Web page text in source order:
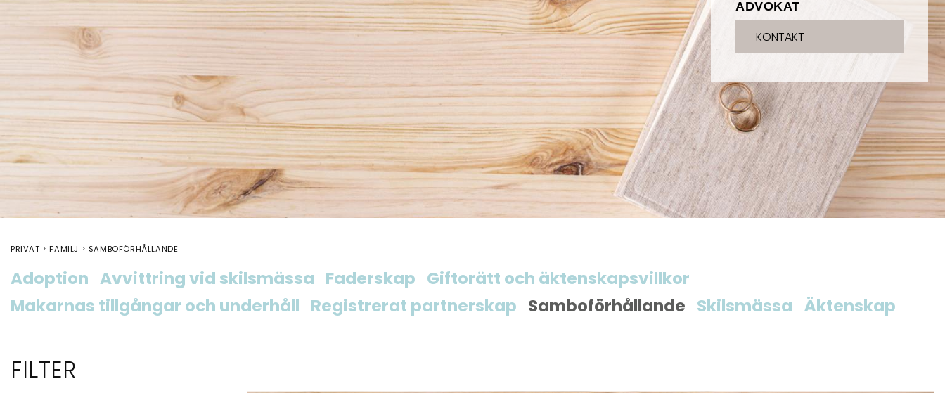
ADVOKAT
KONTAKT
PRIVAT FAMILJ SAMBOFÖRHÅLLANDE
Adoption Avvittring vid skilsmässa Faderskap Giftorätt och äktenskapsvillkor
Makarnas tillgångar och underhåll Registrerat partnerskap Samboförhållande Skilsmässa Äktenskap
FILTER